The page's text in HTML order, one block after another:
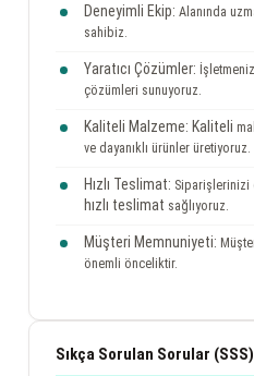
Deneyimli Ekip: Alanında
sahibiz.
Yaratıcı Çözümler:
çözümleri sunuyoruz.
Kaliteli Malzeme: Kaliteli
ve dayanıklı ürünler üretiyoruz.
Hızlı Teslimat: Siparişlerinizi
hızlı teslimat sağlıyoruz.
Müşteri Memnuniyeti:
önemli önceliktir.
Sıkça Sorulan Sorular (SSS)